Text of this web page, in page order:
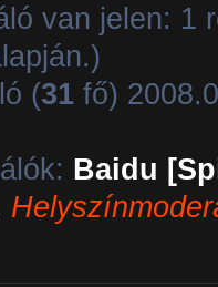
van jelen: 1
(31 fő)
Baidu